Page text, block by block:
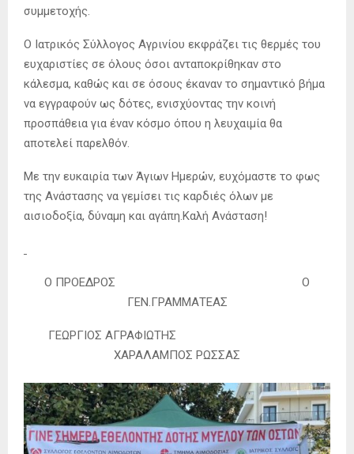
συμμετοχής.
Ο Ιατρικός Σύλλογος Αγρινίου εκφράζει τις θερμές του
ευχαριστίες σε όλους όσοι ανταποκρίθηκαν στο
κάλεσμα, καθώς και σε όσους έκαναν το σημαντικό βήμα
να εγγραφούν ως δότες, ενισχύοντας την κοινή
προσπάθεια για έναν κόσμο όπου η λευχαιμία θα
αποτελεί παρελθόν.
Με την ευκαιρία των Άγιων Ημερών, ευχόμαστε το φως
της Ανάστασης να γεμίσει τις καρδιές όλων με
αισιοδοξία, δύναμη και αγάπη.Καλή Ανάσταση!
Ο ΠΡΟΕΔΡΟΣ Ο
ΓΕΝ.ΓΡΑΜΜΑΤΕΑΣ
ΓΕΩΡΓΙΟΣ ΑΓΡΑΦΙΩΤΗΣ
ΧΑΡΑΛΑΜΠΟΣ ΡΩΣΣΑΣ